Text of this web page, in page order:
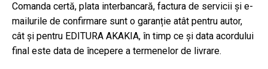
Comanda certă, plata interbancară, factura de servicii și e-
mailurile de confirmare sunt o garanție atât pentru autor,
cât și pentru EDITURA AKAKIA, în timp ce și data acordului
final este data de începere a termenelor de livrare.